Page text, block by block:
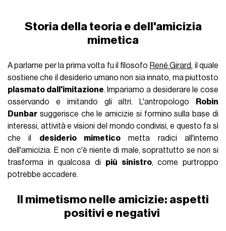
Storia della teoria e dell'amicizia
mimetica
A parlarne per la prima volta fu il filosofo René Girard, il quale
sostiene che il desiderio umano non sia innato, ma piuttosto
plasmato dall'imitazione. Impariamo a desiderare le cose
osservando e imitando gli altri. L'antropologo
Robin
Dunbar suggerisce che le amicizie si formino sulla base di
interessi, attività e visioni del mondo condivisi, e questo fa sì
che il desiderio mimetico metta radici all'interno
dell'amicizia. E non c'è niente di male, soprattutto se non si
trasforma in qualcosa di più sinistro, come purtroppo
potrebbe accadere.
Il mimetismo nelle amicizie: aspetti
positivi e negativi